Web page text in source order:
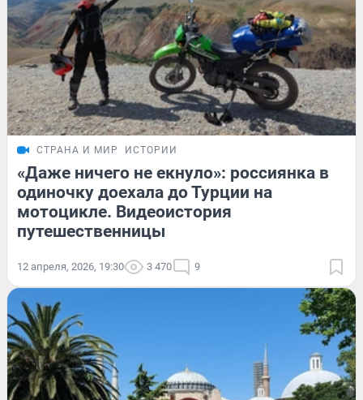
СТРАНА И МИР ИСТОРИИ
«Даже ничего не екнуло»: россиянка в
одиночку доехала до Турции на
мотоцикле. Видеоистория
путешественницы
12 апреля, 2026, 19:30 3 470 9